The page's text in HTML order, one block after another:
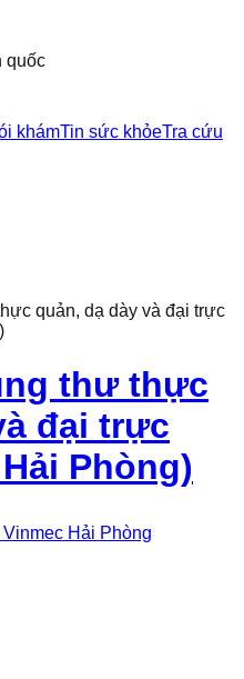
quốc
khámTin sức khỏeTra cứu
quản, dạ dày và đại trực
thư thực
đại trực
Phòng)
Hải Phòng